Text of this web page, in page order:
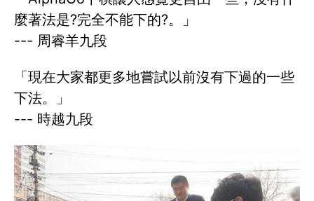
麼著法是?完全不能下的?。」
--- 周睿羊九段
「現在大家都更多地嘗試以前沒有下過的一些
下法。」
--- 時越九段